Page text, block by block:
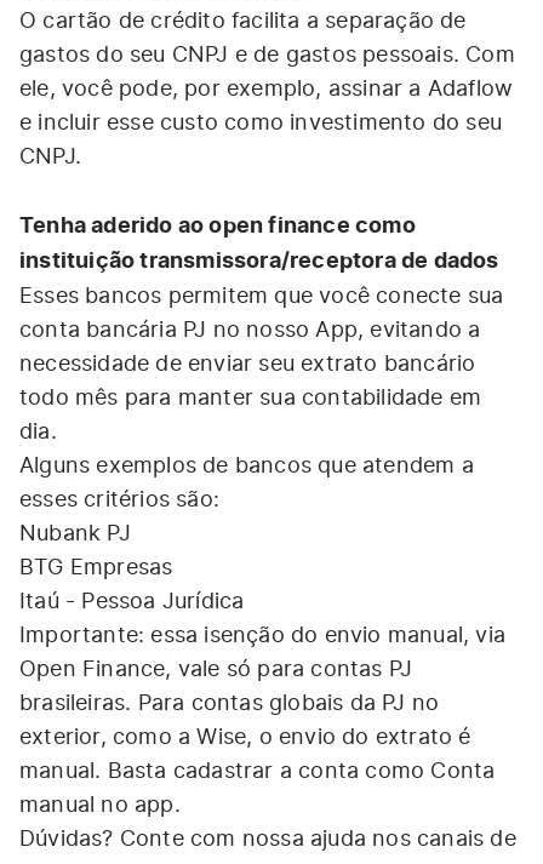
O cartão de crédito facilita a separação de
gastos do seu CNPJ e de gastos pessoais. Com
ele, você pode, por exemplo, assinar a Adaflow
e incluir esse custo como investimento do seu
CNPJ.
Tenha aderido ao open finance como
instituição transmissora/receptora de dados
Esses bancos permitem que você conecte sua
conta bancária PJ no nosso App, evitando a
necessidade de enviar seu extrato bancário
todo mês para manter sua contabilidade em
dia.
Alguns exemplos de bancos que atendem a
esses critérios são:
Nubank PJ
BTG Empresas
Itaú - Pessoa Jurídica
Importante: essa isenção do envio manual, via
Open Finance, vale só para contas PJ
brasileiras. Para contas globais da PJ no
exterior, como a Wise, o envio do extrato é
manual. Basta cadastrar a conta como Conta
manual no app.
Dúvidas? Conte com nossa ajuda nos canais de